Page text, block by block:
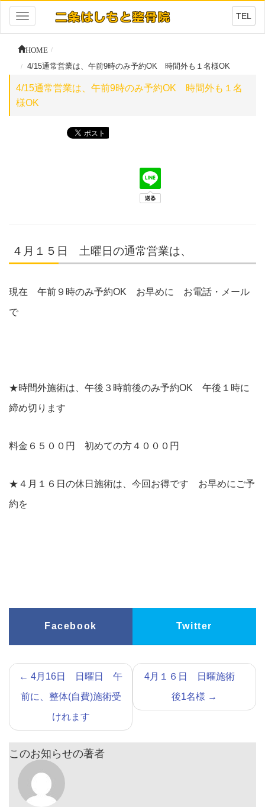
Toggle
navigation
TEL
HOME
4/15通常営業は、午前9時のみ予約OK 時間外も１名様OK
4/15通常営業は、午前9時のみ予約OK 時間外も１名
様OK
４月１５日 土曜日の通常営業は、
現在 午前９時のみ予約OK お早めに お電話・メール
で
★時間外施術は、午後３時前後のみ予約OK 午後１時に
締め切ります
料金６５００円 初めての方４０００円
★４月１６日の休日施術は、今回お得です お早めにご予
約を
Facebook Twitter
← 4月16日 日曜日 午
前に、整体(自費)施術受
けれます
4月１６日 日曜施術
後1名様 →
このお知らせの著者